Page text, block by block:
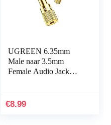
UGREEN 6.35mm
Male naar 3.5mm
Female Audio Jack
€8.99